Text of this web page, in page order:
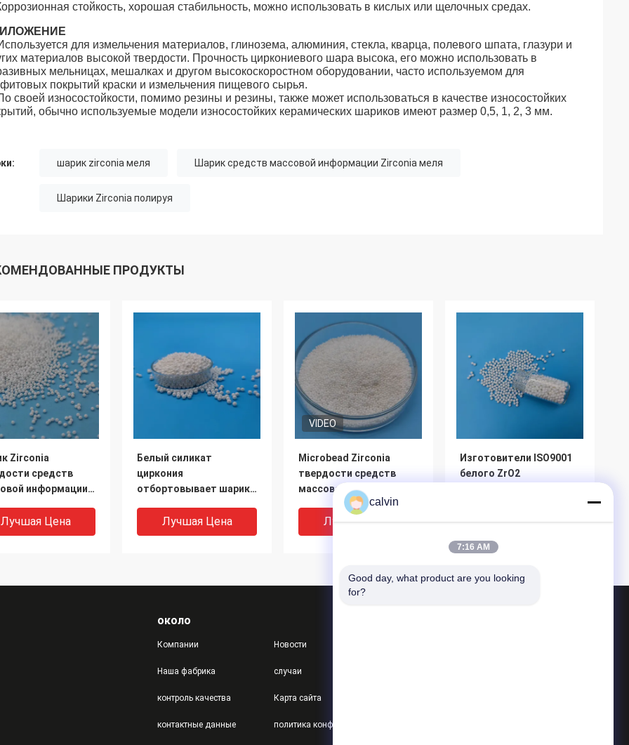
стойкость, хорошая стабильность, можно использовать в кислых или щелочных средах.
для измельчения материалов, глинозема, алюминия, стекла, кварца, полевого шпата, глазури и
материалов высокой твердости. Прочность циркониевого шара высока, его можно использовать в
мельницах, мешалках и другом высокоскоростном оборудовании, часто используемом для
покрытий краски и измельчения пищевого сырья.
своей износостойкости, помимо резины и резины, также может использоваться в качестве износостойких
обычно используемые модели износостойких керамических шариков имеют размер 0,5, 1, 2, 3 мм.
шарик zirconia меля Шарик средств массовой информации Zirconia меля
Шарики Zirconia полируя
ПРОДУКТЫ
Zirconia
средств
информации
меля высокий
Лучшая Цена
Белый силикат
циркония
отбортовывает шарик
плотности TZP 0.8mm
керамический
Лучшая Цена
VIDEO
Microbead Zirconia
твердости средств
массовой информации
1.0mm Zirconia
материалов изоляции
меля высокий
Лучшая Цена
Изготовители ISO9001
белого ZrO2
керамические одобрили
Лучшая Цена
Высокая плотность
около
Компании
Наша фабрика
контроль качества
контактные данные
Новости
случаи
Карта сайта
calvin
7:16 AM
Good day, what product are you looking
for?